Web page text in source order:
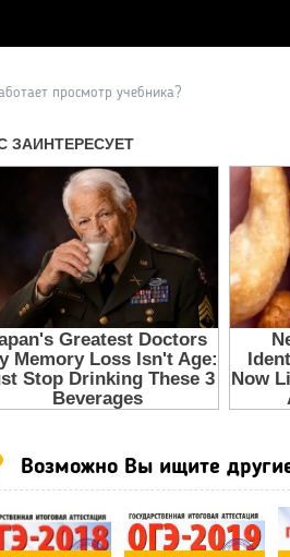
просмотр учебника?
Возможно Вы ищите